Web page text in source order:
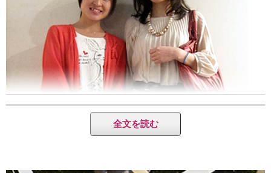
全文を読む